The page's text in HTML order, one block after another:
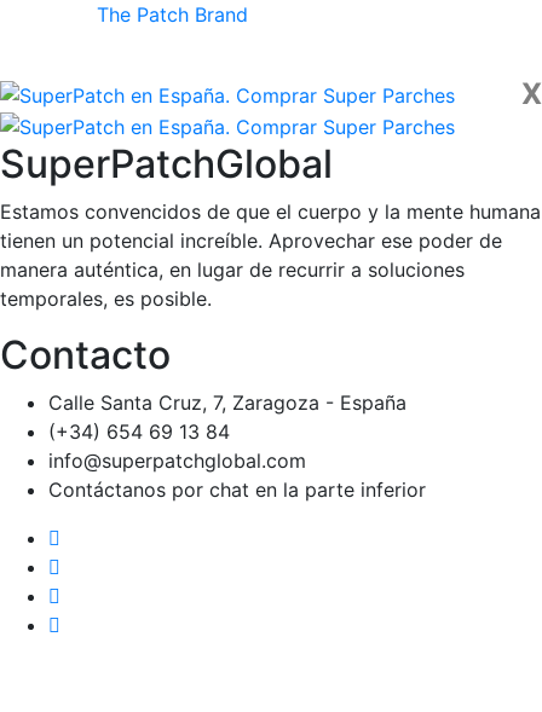
The Patch Brand
X
SuperPatchGlobal
Estamos convencidos de que el cuerpo y la mente humana
tienen un potencial increíble. Aprovechar ese poder de
manera auténtica, en lugar de recurrir a soluciones
temporales, es posible.
Contacto
Calle Santa Cruz, 7, Zaragoza - España
(+34) 654 69 13 84
info@superpatchglobal.com
Contáctanos por chat en la parte inferior